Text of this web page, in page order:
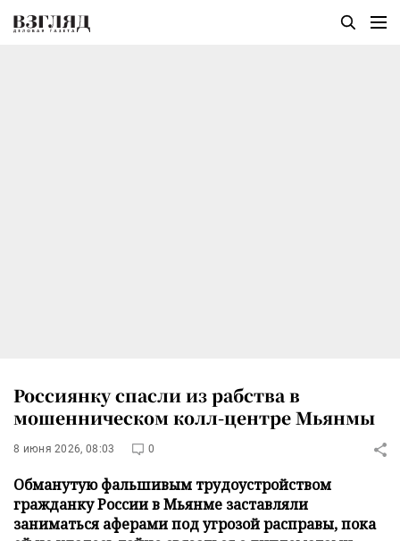
Россиянку спасли из рабства в
мошенническом колл-центре Мьянмы
8 июня 2026, 08:03 0
Обманутую фальшивым трудоустройством
гражданку России в Мьянме заставляли
заниматься аферами под угрозой расправы, пока